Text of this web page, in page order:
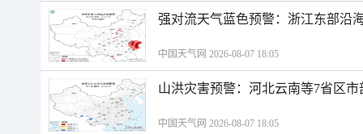
强对流天气蓝色预警：浙江东部沿
中国天气网 2026-08-07 18:05
山洪灾害预警：河北云南等7省区
中国天气网 2026-08-07 18:05